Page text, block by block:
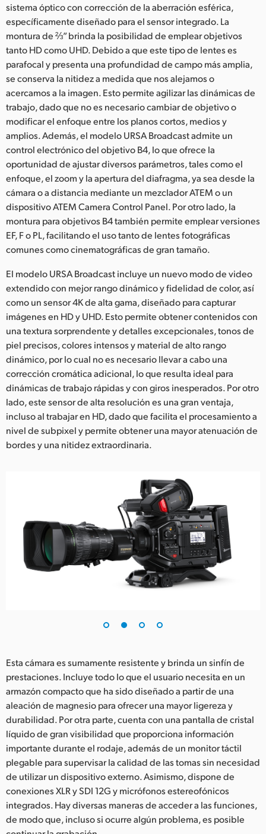
sistema óptico con corrección de la aberración esférica,
específicamente diseñado para el sensor integrado. La
montura de ⅔” brinda la posibilidad de emplear objetivos
tanto HD como UHD. Debido a que este tipo de lentes es
parafocal y presenta una profundidad de campo más amplia,
se conserva la nitidez a medida que nos alejamos o
acercamos a la imagen. Esto permite agilizar las dinámicas de
trabajo, dado que no es necesario cambiar de objetivo o
modificar el enfoque entre los planos cortos, medios y
amplios. Además, el modelo URSA Broadcast admite un
control electrónico del objetivo B4, lo que ofrece la
oportunidad de ajustar diversos parámetros, tales como el
enfoque, el zoom y la apertura del diafragma, ya sea desde la
cámara o a distancia mediante un mezclador ATEM o un
dispositivo ATEM Camera Control Panel. Por otro lado, la
montura para objetivos B4 también permite emplear versiones
EF, F o PL, facilitando el uso tanto de lentes fotográficas
comunes como cinematográficas de gran tamaño.
El modelo URSA Broadcast incluye un nuevo modo de video
extendido con mejor rango dinámico y fidelidad de color, así
como un sensor 4K de alta gama, diseñado para capturar
imágenes en HD y UHD. Esto permite obtener contenidos con
una textura sorprendente y detalles excepcionales, tonos de
piel precisos, colores intensos y material de alto rango
dinámico, por lo cual no es necesario llevar a cabo una
corrección cromática adicional, lo que resulta ideal para
dinámicas de trabajo rápidas y con giros inesperados. Por otro
lado, este sensor de alta resolución es una gran ventaja,
incluso al trabajar en HD, dado que facilita el procesamiento a
nivel de subpixel y permite obtener una mayor atenuación de
bordes y una nitidez extraordinaria.
Esta cámara es sumamente resistente y brinda un sinfín de
prestaciones. Incluye todo lo que el usuario necesita en un
armazón compacto que ha sido diseñado a partir de una
aleación de magnesio para ofrecer una mayor ligereza y
durabilidad. Por otra parte, cuenta con una pantalla de cristal
líquido de gran visibilidad que proporciona información
importante durante el rodaje, además de un monitor táctil
plegable para supervisar la calidad de las tomas sin necesidad
de utilizar un dispositivo externo. Asimismo, dispone de
conexiones XLR y SDI 12G y micrófonos estereofónicos
integrados. Hay diversas maneras de acceder a las funciones,
de modo que, incluso si ocurre algún problema, es posible